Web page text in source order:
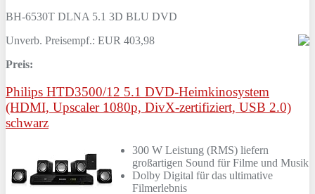
BH-6530T DLNA 5.1 3D BLU DVD
Unverb. Preisempf.: EUR 403,98
Preis:
Philips HTD3500/12 5.1 DVD-Heimkinosystem
(HDMI, Upscaler 1080p, DivX-zertifiziert, USB 2.0)
schwarz
300 W Leistung (RMS) liefern
großartigen Sound für Filme und Musik
Dolby Digital für das ultimative
Filmerlebnis